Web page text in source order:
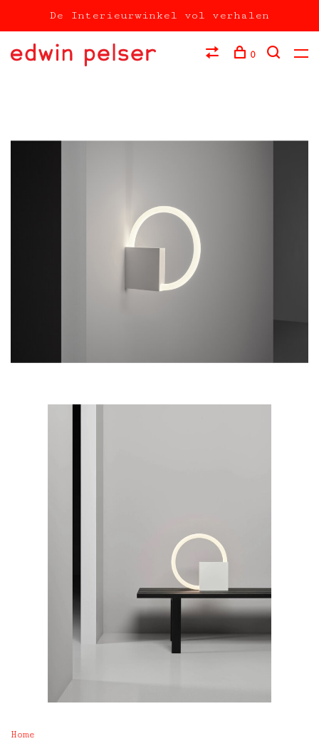
De Interieurwinkel vol verhalen
0
Home